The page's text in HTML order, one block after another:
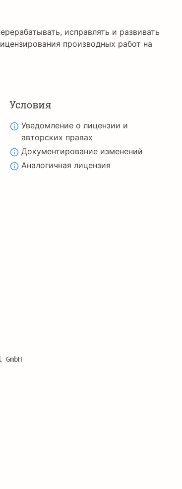
исправлять и развивать
производных работ на
Условия
Уведомление о лицензии и
авторских правах
Документирование изменений
Аналогичная лицензия